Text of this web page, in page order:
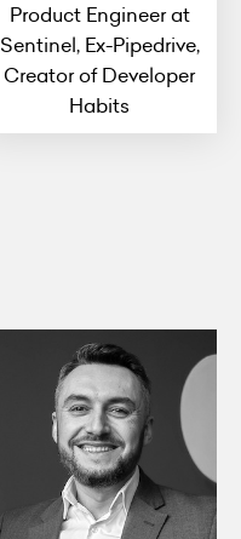
Product Engineer at
Sentinel, Ex-Pipedrive,
Creator of Developer
Habits